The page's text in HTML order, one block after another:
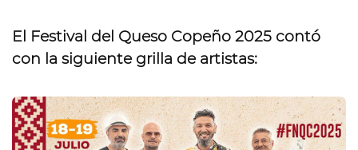
El Festival del Queso Copeño 2025 contó
con la siguiente grilla de artistas: